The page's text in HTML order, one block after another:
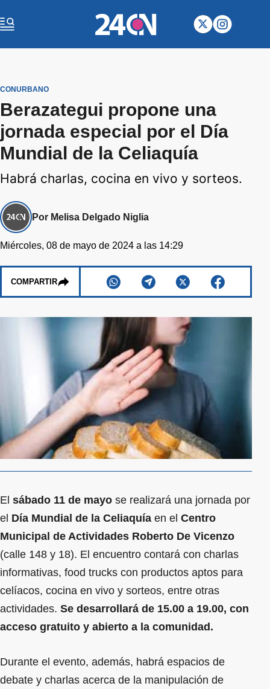
CONURBANO
Berazategui propone una
jornada especial por el Día
Mundial de la Celiaquía
Habrá charlas, cocina en vivo y sorteos.
Por Melisa Delgado Niglia
Miércoles, 08 de mayo de 2024 a las 14:29
COMPARTIR
El sábado 11 de mayo se realizará una jornada por
el Día Mundial de la Celiaquía en el Centro
Municipal de Actividades Roberto De Vicenzo
(calle 148 y 18). El encuentro contará con charlas
informativas, food trucks con productos aptos para
celíacos, cocina en vivo y sorteos, entre otras
actividades. Se desarrollará de 15.00 a 19.00, con
acceso gratuito y abierto a la comunidad.
Durante el evento, además, habrá espacios de
debate y charlas acerca de la manipulación de